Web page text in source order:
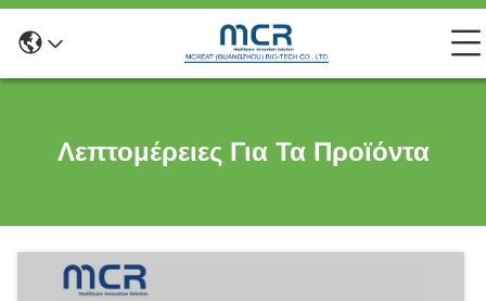
Λεπτομέρειες Για Τα Προϊόντα